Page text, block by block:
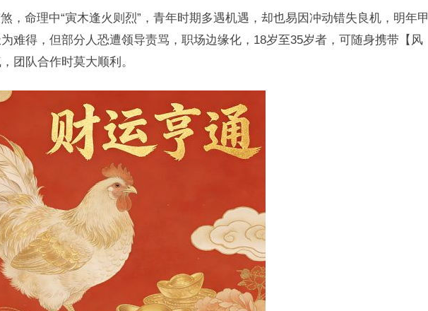
，命理中“寅木逢火则烈”，青年时期多遇机遇，却也易因冲动错失良机，明年甲
难得，但部分人恐遭领导责骂，职场边缘化，18岁至35岁者，可随身携带【风
团队合作时莫大顺利。